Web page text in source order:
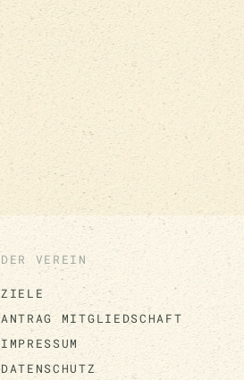
DER VEREIN
ZIELE
ANTRAG MITGLIEDSCHAFT
IMPRESSUM
DATENSCHUTZ